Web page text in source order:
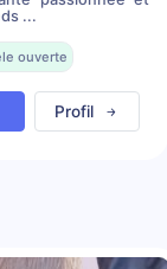
...
ouverte
Profil